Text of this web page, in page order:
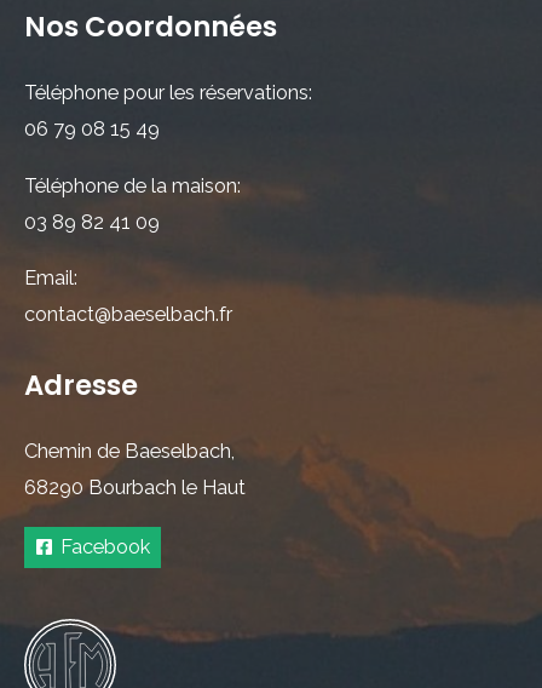
Nos Coordonnées
Téléphone pour les réservations:
06 79 08 15 49
Téléphone de la maison:
03 89 82 41 09
Email:
contact@baeselbach.fr
Adresse
Chemin de Baeselbach,
68290 Bourbach le Haut
Facebook